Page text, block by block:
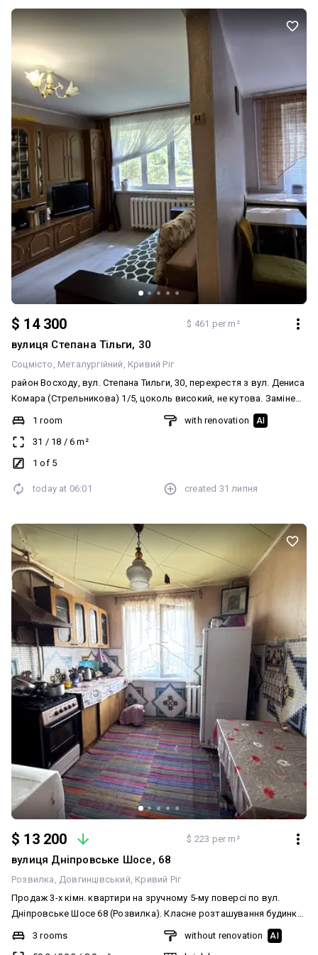
$ 14 300 $ 461 per m²
вулиця Степана Тільги, 30
Соцмісто Металургійний Кривий Ріг
район Восходу, вул. Степана Тильги, 30, перехрестя з вул. Дениса
Комара (Стрельникова) 1/5, цоколь високий, не кутова. Замінено
вікна, труби, сантехніку, санвузол — кахель, на кухні робоча
стінка — кахель. Нові міжкімнатні двері. Підлога — ламінат.
Залишаються всі меблі та техніка. Вхідні залізні двері. Домофон.
Є всі лічильники. Документи в порядку. ☎️ 067-251-251-8
1 room
31 / 18 / 6 m²
1 of 5
with renovation AI
today at 06:01 created 31 липня
$ 13 200 $ 223 per m²
вулиця Дніпровське Шосе, 68
Розвилка Довгинцівський Кривий Ріг
Продаж 3-х кімн. квартири на зручному 5-му поверсі по вул.
Дніпровське Шосе 68 (Розвилка). Класне розташування будинку,
двір закритого типу, поруч супермаркет, велика кількість
магазинів, школа, у дворі дитячий майданчик і садочок, зупинка
3 rooms
without renovation AI